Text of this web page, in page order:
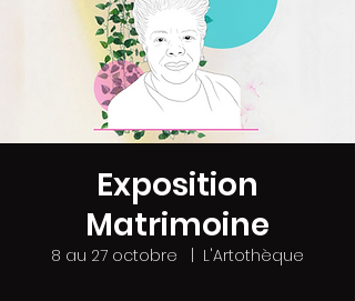
Exposition
Matrimoine
8 au 27 octobre L'Artothèque